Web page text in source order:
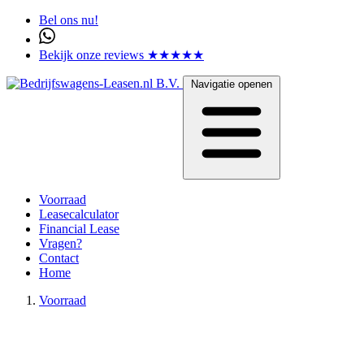
Bel ons nu!
Bekijk onze reviews ★★★★★
Navigatie openen
Voorraad
Leasecalculator
Financial Lease
Vragen?
Contact
Home
Voorraad